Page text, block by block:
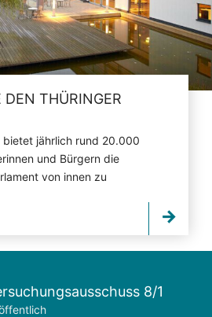
DEN THÜRINGER
bietet jährlich rund 20.000
und Bürgern die
von innen zu
8/1